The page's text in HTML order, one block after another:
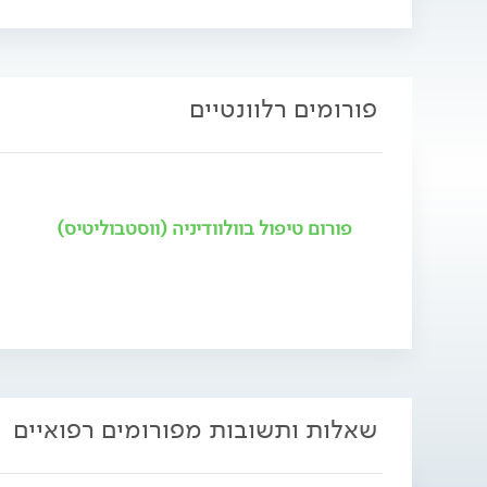
פורומים רלוונטיים
פורום טיפול בוולוודיניה (ווסטבוליטיס)
שאלות ותשובות מפורומים רפואיים